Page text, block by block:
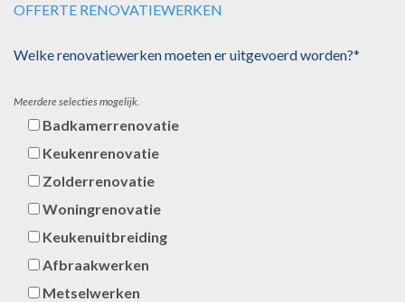
OFFERTE RENOVATIEWERKEN
Welke renovatiewerken moeten er uitgevoerd worden?*
Meerdere selecties mogelijk.
Badkamerrenovatie
Keukenrenovatie
Zolderrenovatie
Woningrenovatie
Keukenuitbreiding
Afbraakwerken
Metselwerken